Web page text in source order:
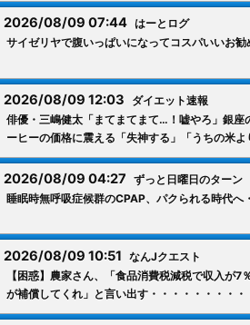
2026/08/09 07:44はーとログ
サイゼリヤで腹いっぱいになってコスパいいお勧
2026/08/09 12:03ダイエット速報
俳優・三嶋健太「まてまてまて…！嘘やろ」銀座
ーヒーの価格に震える「失神する」「うちの米よ
2026/08/09 04:27ずっと日曜日のターン
睡眠時無呼吸症候群のCPAP、パクられる時代へ
2026/08/09 10:51なんJクエスト
【困惑】農家さん、「食品消費税減税で収入が7
が補償してくれ」と言い出す・・・・・・・・・